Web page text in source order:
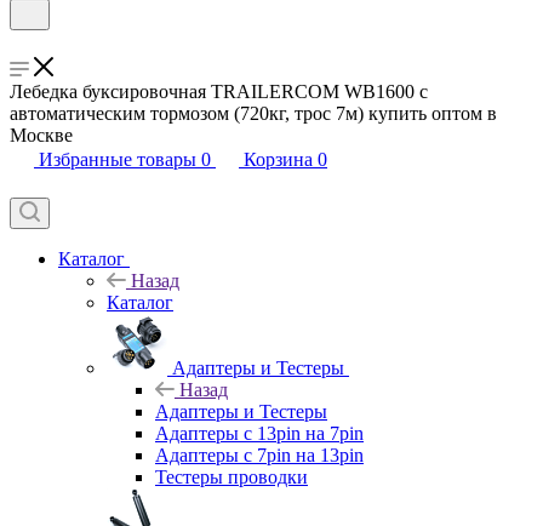
Лебедка буксировочная TRAILERCOM WB1600 с
автоматическим тормозом (720кг, трос 7м) купить оптом в
Москве
Избранные товары 0 Корзина 0
Каталог
Назад
Каталог
Адаптеры и Тестеры
Назад
Адаптеры и Тестеры
Адаптеры с 13pin на 7pin
Адаптеры с 7pin на 13pin
Тестеры проводки